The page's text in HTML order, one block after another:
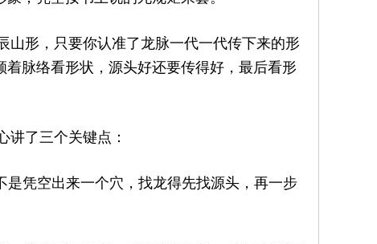
形，只要你认准了龙脉一代一代传下来的形
脉络看形状，源头好还要传得好，最后看形
了三个关键点：
是凭空出来一个穴，找龙得先找源头，再一步